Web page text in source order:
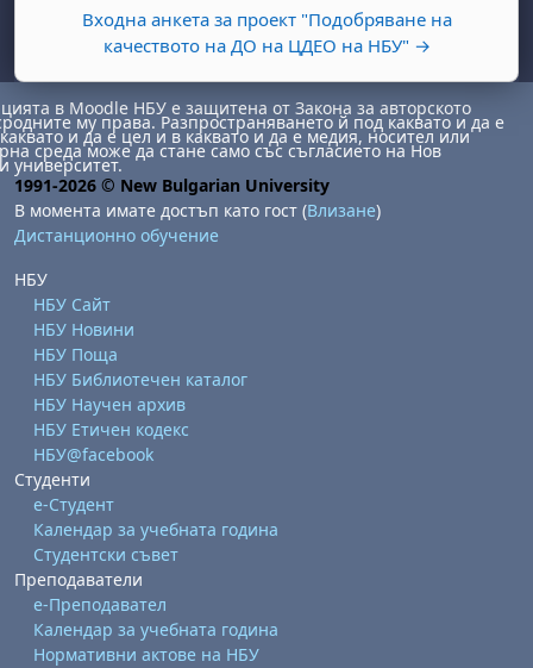
Входна анкета за проект "Подобряване на
качеството на ДО на ЦДЕО на НБУ" →
в Moodle НБУ е защитена от Закона за авторското
му права. Разпространяването й под каквато и да е
и да е цел и в каквато и да е медия, носител или
среда може да стане само със съгласието на Нов
университет.
1991-2026 © New Bulgarian University
В момента имате достъп като гост (Влизане)
Дистанционно обучение
НБУ
НБУ Сайт
НБУ Новини
НБУ Поща
НБУ Библиотечен каталог
НБУ Научен архив
НБУ Етичен кодекс
НБУ@facebook
Студенти
е-Студент
Календар за учебната година
Студентски съвет
Преподаватели
е-Преподавател
Календар за учебната година
Нормативни актове на НБУ